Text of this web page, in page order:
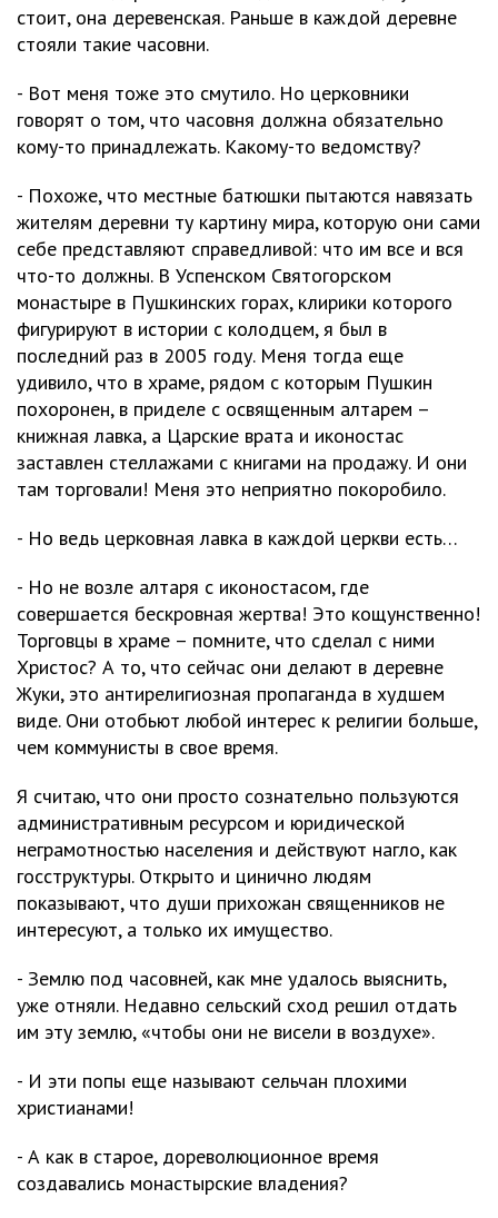
стоит, она деревенская. Раньше в каждой деревне
стояли такие часовни.
- Вот меня тоже это смутило. Но церковники
говорят о том, что часовня должна обязательно
кому-то принадлежать. Какому-то ведомству?
- Похоже, что местные батюшки пытаются навязать
жителям деревни ту картину мира, которую они сами
себе представляют справедливой: что им все и вся
что-то должны. В Успенском Святогорском
монастыре в Пушкинских горах, клирики которого
фигурируют в истории с колодцем, я был в
последний раз в 2005 году. Меня тогда еще
удивило, что в храме, рядом с которым Пушкин
похоронен, в приделе с освященным алтарем –
книжная лавка, а Царские врата и иконостас
заставлен стеллажами с книгами на продажу. И они
там торговали! Меня это неприятно покоробило.
- Но ведь церковная лавка в каждой церкви есть…
- Но не возле алтаря с иконостасом, где
совершается бескровная жертва! Это кощунственно!
Торговцы в храме – помните, что сделал с ними
Христос? А то, что сейчас они делают в деревне
Жуки, это антирелигиозная пропаганда в худшем
виде. Они отобьют любой интерес к религии больше,
чем коммунисты в свое время.
Я считаю, что они просто сознательно пользуются
административным ресурсом и юридической
неграмотностью населения и действуют нагло, как
госструктуры. Открыто и цинично людям
показывают, что души прихожан священников не
интересуют, а только их имущество.
- Землю под часовней, как мне удалось выяснить,
уже отняли. Недавно сельский сход решил отдать
им эту землю, «чтобы они не висели в воздухе».
- И эти попы еще называют сельчан плохими
христианами!
- А как в старое, дореволюционное время
создавались монастырские владения?